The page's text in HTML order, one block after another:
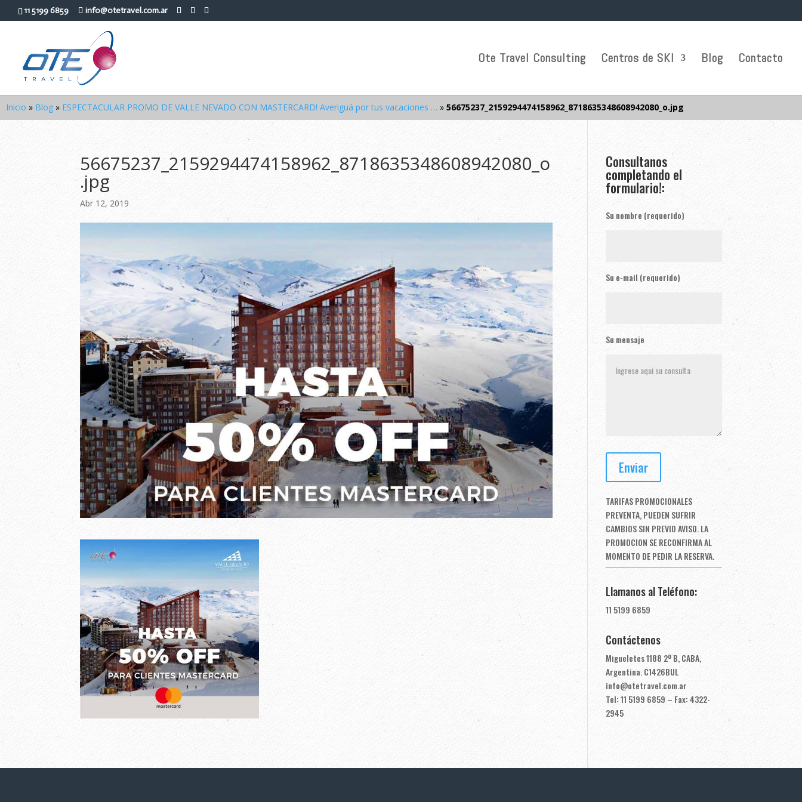
11 5199 6859 info@otetravel.com.ar
Ote Travel Consulting Centros de SKI Blog Contacto
Inicio » Blog » ESPECTACULAR PROMO DE VALLE NEVADO CON MASTERCARD! Averiguá por tus vacaciones … » 56675237_2159294474158962_8718635348608942080_o.jpg
56675237_2159294474158962_8718635348608942080_o
.jpg
Abr 12, 2019
Consultanos
completando el
formulario!:
Su nombre (requerido)
Su e-mail (requerido)
Su mensaje
TARIFAS PROMOCIONALES
PREVENTA, PUEDEN SUFRIR
CAMBIOS SIN PREVIO AVISO. LA
PROMOCION SE RECONFIRMA AL
MOMENTO DE PEDIR LA RESERVA.
Llamanos al Teléfono:
11 5199 6859
Contáctenos
Migueletes 1188 2º B, CABA,
Argentina. C1426BUL
info@otetravel.com.ar
Tel: 11 5199 6859 – Fax: 4322-
2945